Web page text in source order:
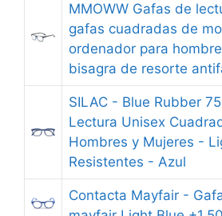
MMOWW Gafas de
gafas cuadradas de
ordenador para
bisagra de resorte
SILAC - Blue Rubber
Lectura Unisex
Hombres y Mujeres -
Resistentes - Azul
Contacta Mayfair -